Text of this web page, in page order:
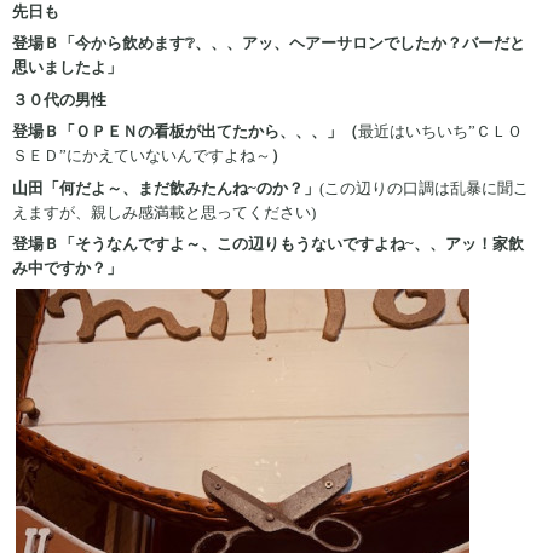
先日も
登場Ｂ「今から飲めます❔、、、アッ、ヘアーサロンでしたか？バーだと
思いましたよ」
３０代の男性
登場Ｂ「ＯＰＥＮの看板が出てたから、、、」（最近はいちいち”ＣＬＯ
ＳＥＤ”にかえていないんですよね～ ）
山田「何だよ～、まだ飲みたんね~のか？」 (この辺りの口調は乱暴に聞こ
えますが、親しみ感満載と思ってください)
登場Ｂ「そうなんですよ～、この辺りもうないですよね~、、アッ！家飲
み中ですか？」